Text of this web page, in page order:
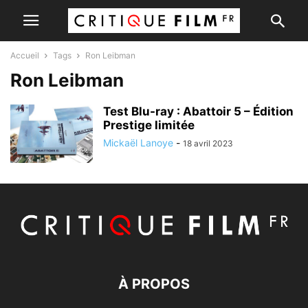
Accueil Tags Ron Leibman
Ron Leibman
Test Blu-ray : Abattoir 5 – Édition
Prestige limitée
Mickaël Lanoye - 18 avril 2023
À PROPOS